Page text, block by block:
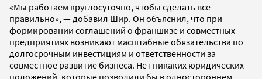
«Мы работаем круглосуточно, чтобы сделать все
правильно», — добавил Шир. Он объяснил, что при
формировании соглашений о франшизе и совместных
предприятиях возникают масштабные обязательства по
долгосрочным инвестициям и ответственности за
совместное развитие бизнеса. Нет никаких юридических
положений, которые позволили бы в одностороннем